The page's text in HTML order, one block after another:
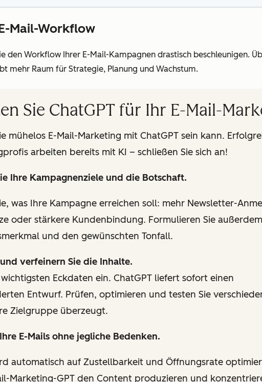
Mail-Workflow
den Workflow Ihrer E-Mail-Kampagnen drastisch beschleunigen.
mehr Raum für Strategie, Planung und Wachstum.
Sie ChatGPT für Ihr E-Mail-
mühelos E-Mail-Marketing mit ChatGPT sein kann.
arbeiten bereits mit KI – schließen Sie sich an!
Ihre Kampagnenziele und die Botschaft.
was Ihre Kampagne erreichen soll: mehr Newsletter-
oder stärkere Kundenbindung. Formulieren Sie
und den gewünschten Tonfall.
verfeinern Sie die Inhalte.
Eckdaten ein. ChatGPT liefert sofort einen
Entwurf. Prüfen, optimieren und testen Sie
Zielgruppe überzeugt.
E-Mails ohne jegliche Bedenken.
automatisch auf Zustellbarkeit und Öffnungsrate
Marketing-GPT den Content produzieren und